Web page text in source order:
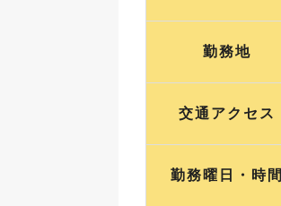
勤務地
交通アクセス
勤務曜日・時間